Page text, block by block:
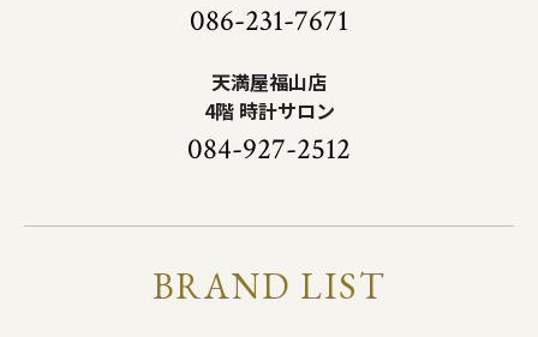
086-231-7671
天満屋福山店
4階 時計サロン
084-927-2512
BRAND LIST